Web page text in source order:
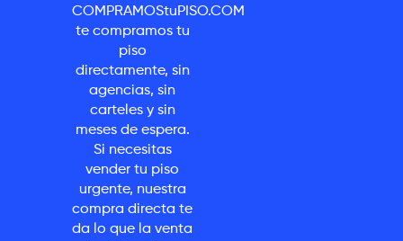
COMPRAMOStuPISO.COM
te compramos tu
piso
directamente, sin
agencias, sin
carteles y sin
meses de espera.
Si necesitas
vender tu piso
urgente, nuestra
compra directa te
da lo que la venta